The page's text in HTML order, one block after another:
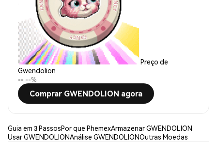
Preço de
Gwendolion
-- --%
Comprar GWENDOLION agora
Guia em 3 PassosPor que PhemexArmazenar GWENDOLION
Usar GWENDOLIONAnálise GWENDOLIONOutras Moedas